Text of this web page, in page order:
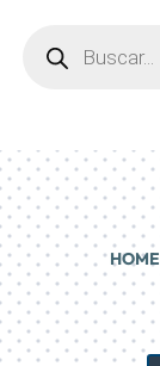
productos
HOME